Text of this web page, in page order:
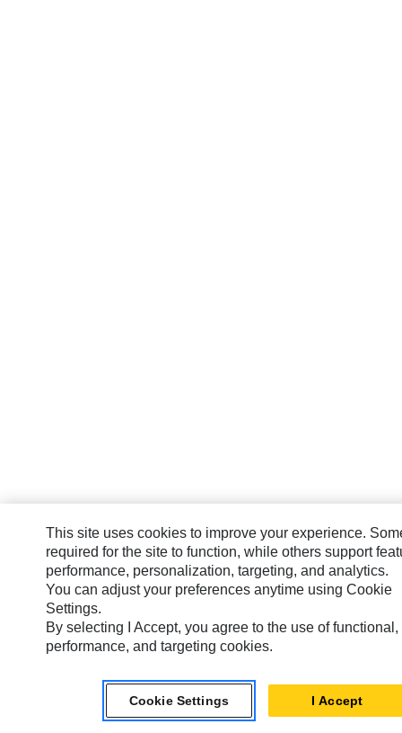
This site uses cookies to improve your experience.
required for the site to function, while others support
performance, personalization, targeting, and analytics.
You can adjust your preferences anytime using Cookie
Settings.
By selecting I Accept, you agree to the use of functional,
performance, and targeting cookies.
Cookie Settings I Accept